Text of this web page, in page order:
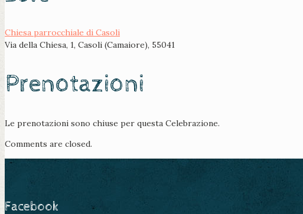
Chiesa parrocchiale di Casoli
Via della Chiesa, 1, Casoli (Camaiore), 55041
Prenotazioni
Le prenotazioni sono chiuse per questa Celebrazione.
Comments are closed.
Facebook